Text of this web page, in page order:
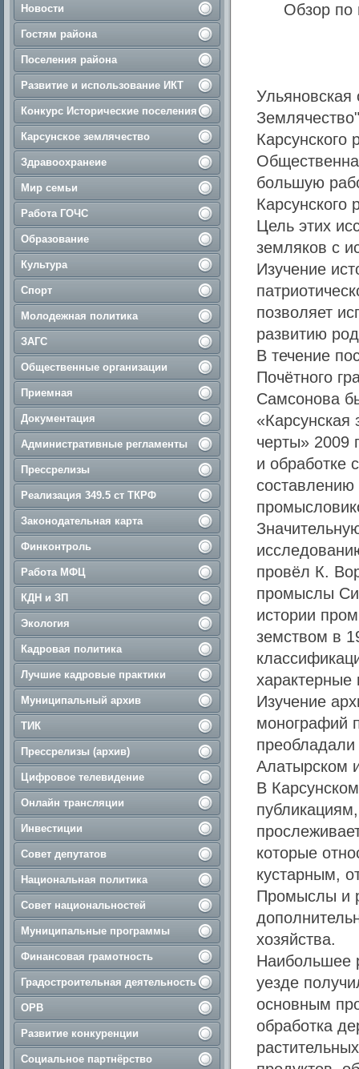
Новости
Гостям района
Поселения района
Развитие и использование ИКТ
Конкурс Исторические поселения
Карсунское землячество
Здравоохранеие
Мир семьи
Работа ГОЧС
Образование
Культура
Спорт
Молодежная политика
ЗАГС
Общественные организации
Приемная
Документация
Административные регламенты
Прессрелизы
Реализация 349.5 ст ТКРФ
Законодательная карта
Финконтроль
Работа МФЦ
КДН и ЗП
Экология
Кадровая политика
Лучшие кадровые практики
Муниципальный архив
ТИК
Прессрелизы (архив)
Цифровое телевидение
Онлайн трансляции
Инвестиции
Совет депутатов
Национальная политика
Совет национальностей
Муниципальные программы
Финансовая грамотность
Градостроительная деятельность
ОРВ
Развитие конкуренции
Социальное партнёрство
Обзор по
Ульяновская
Карсунского
большую
Цель этих
земляков с
Изучение
позволяет
развитию
В течение
Почётного
Самсонова
«Карсунская
черты» 2009
и обработке
провёл К.
промыслы
истории
земством в
Изучение
монографий
преобладали
Алатырском
В
которые
кустарным,
Промыслы и
хозяйства.
Наибольшее
уезде
основным
обработка